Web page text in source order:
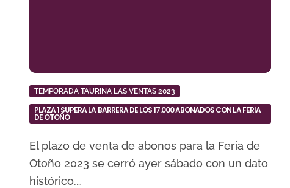
TEMPORADA TAURINA LAS VENTAS 2023
PLAZA 1 SUPERA LA BARRERA DE LOS 17.000 ABONADOS CON LA FERIA
DE OTOÑO
El plazo de venta de abonos para la Feria de
Otoño 2023 se cerró ayer sábado con un dato
histórico.…